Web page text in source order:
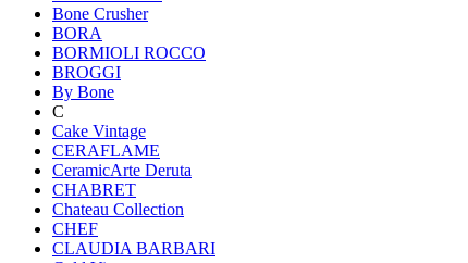
Bone Crusher
BORA
BORMIOLI ROCCO
BROGGI
By Bone
C
Cake Vintage
CERAFLAME
CeramicArte Deruta
CHABRET
Chateau Collection
CHEF
CLAUDIA BARBARI